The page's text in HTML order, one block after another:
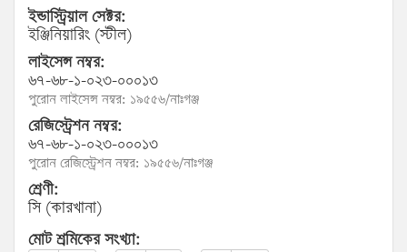
ইন্ডাস্ট্রিয়াল সেক্টর:
ইঞ্জিনিয়ারিং (স্টীল)
লাইসেন্স নম্বর:
৬৭-৬৮-১-০২৩-০০০১৩
পুরোন লাইসেন্স নম্বর: ১৯৫৫৬/নাঃগঞ্জ
রেজিস্ট্রেশন নম্বর:
৬৭-৬৮-১-০২৩-০০০১৩
পুরোন রেজিস্ট্রেশন নম্বর: ১৯৫৫৬/নাঃগঞ্জ
শ্রেণী:
সি (কারখানা)
মোট শ্রমিকের সংখ্যা: